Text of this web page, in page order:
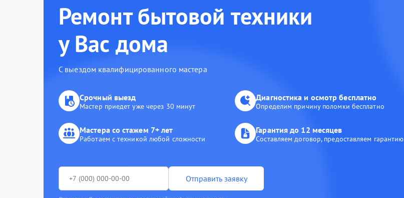
Ремонт бытовой техники
у Вас дома
С выездом квалифицированного мастера
Срочный выезд
Мастер приедет уже через 30 минут
Диагностика и осмотр бесплатно
Определим причину поломки бесплатно
Мастера со стажем 7+ лет
Работаем с техникой любой сложности
Гарантия до 12 месяцев
Составляем договор, предоставляем гарантию
Отправить заявку